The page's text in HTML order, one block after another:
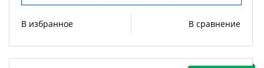
В избранное В сравнение